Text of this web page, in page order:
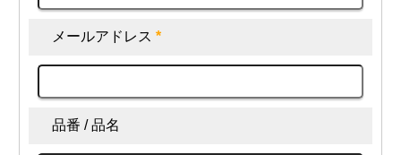
メールアドレス *
品番 / 品名